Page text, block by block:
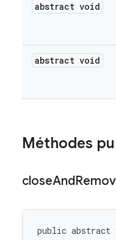
abstract void
abstract void
Méthodes
closeAnd
public abstract